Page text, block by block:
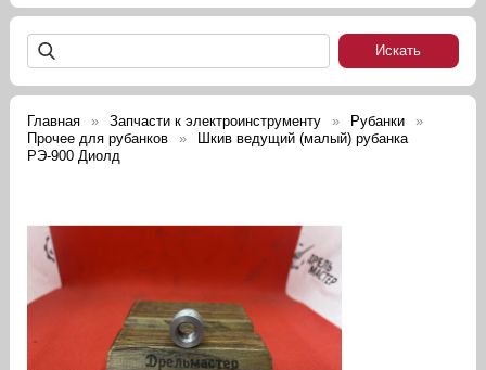
Главная Запчасти к электроинструменту
Рубанки
Прочее для рубанков
Шкив ведущий (малый) рубанка
РЭ-900 Диолд